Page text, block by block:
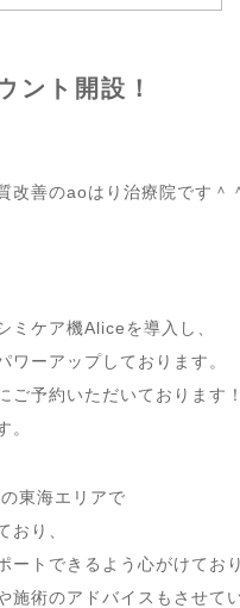
ント開設！
改善のaoはり治療院です＾
ミケア機Aliceを導入し、
ワーアップしております。
ご予約いただいております！
。
東海エリアで
おり、
ートできるよう心がけてお
施術のアドバイスもさせて